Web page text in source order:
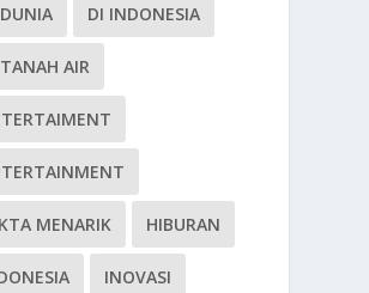
DI INDONESIA
AIR
MENARIK HIBURAN
INOVASI